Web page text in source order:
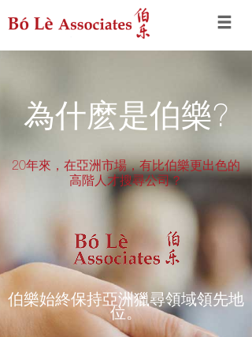
為什麽是伯樂?
20年來，在亞洲市場，有比伯樂更出色的
高階人才搜尋公司？
伯樂始終保持亞洲獵尋領域領先地
位。